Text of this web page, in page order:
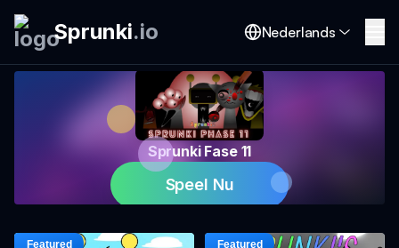
Sprunki.io Nederlands
Sprunki Fase 11
Speel Nu